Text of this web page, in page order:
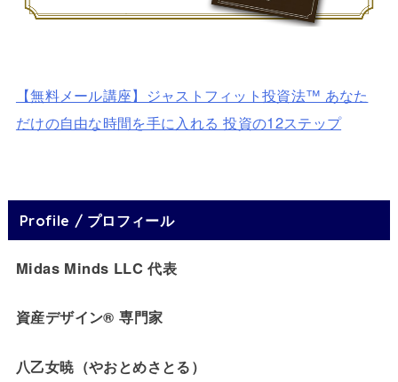
【無料メール講座】ジャストフィット投資法™ あなた
だけの自由な時間を手に入れる 投資の12ステップ
Profile / プロフィール
Midas Minds LLC 代表
資産デザイン® 専門家
八乙女暁（やおとめさとる）